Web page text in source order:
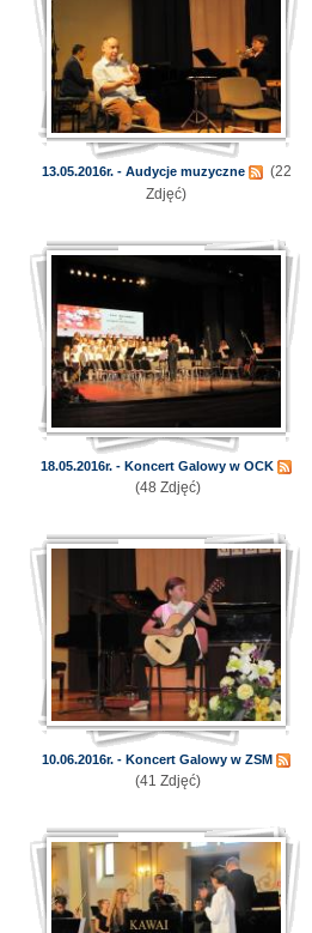
13.05.2016r. - Audycje muzyczne
(22
Zdjęć)
18.05.2016r. - Koncert Galowy w OCK
(48 Zdjęć)
10.06.2016r. - Koncert Galowy w ZSM
(41 Zdjęć)